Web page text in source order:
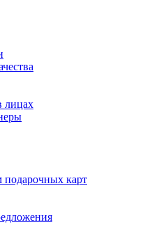
лицах
подарочных карт